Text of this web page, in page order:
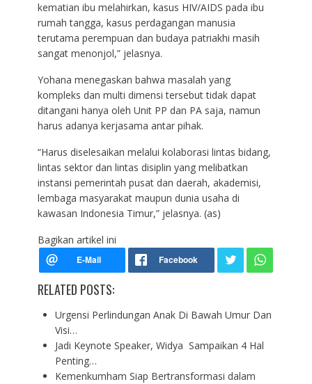
kematian ibu melahirkan, kasus HIV/AIDS pada ibu
rumah tangga, kasus perdagangan manusia
terutama perempuan dan budaya patriakhi masih
sangat menonjol,” jelasnya.
Yohana menegaskan bahwa masalah yang
kompleks dan multi dimensi tersebut tidak dapat
ditangani hanya oleh Unit PP dan PA saja, namun
harus adanya kerjasama antar pihak.
“Harus diselesaikan melalui kolaborasi lintas bidang,
lintas sektor dan lintas disiplin yang melibatkan
instansi pemerintah pusat dan daerah, akademisi,
lembaga masyarakat maupun dunia usaha di
kawasan Indonesia Timur,” jelasnya. (as)
Bagikan artikel ini
RELATED POSTS:
Urgensi Perlindungan Anak Di Bawah Umur Dan
Visi…
Jadi Keynote Speaker, Widya Sampaikan 4 Hal
Penting…
Kemenkumham Siap Bertransformasi dalam